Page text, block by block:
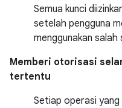
Semua kunci
setelah pengguna
menggunakan
Memberi otorisasi
tertentu
Setiap operasi